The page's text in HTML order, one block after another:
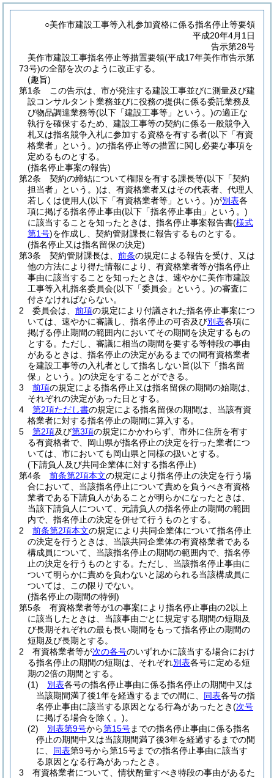
○美作市建設工事等入札参加資格に係る指名停止等要領
平成20年4月1日
告示第28号
美作市建設工事指名停止等措置要領(平成17年美作市告示第
73号)の全部を次のように改正する。
(趣旨)
第1条
この告示は、市が発注する建設工事並びに測量及び建
設コンサルタント業務並びに役務の提供に係る委託業務及
び物品調達業務等(以下「建設工事等」という。)の適正な
執行を確保するため、建設工事等の契約に係る一般競争入
札又は指名競争入札に参加する資格を有する者(以下「有資
格業者」という。)の指名停止等の措置に関し必要な事項を
定めるものとする。
(指名停止事案の報告)
第2条
契約の締結について権限を有する課長等(以下「契約
担当者」という。)は、有資格業者又はその代表者、代理人
若しくは使用人(以下「有資格業者等」という。)が別表各
項に掲げる指名停止事由(以下「指名停止事由」という。)
に該当することを知ったときは、指名停止事案報告書(様式
第1号)を作成し、契約管財課長に報告するものとする。
(指名停止又は指名留保の決定)
第3条
契約管財課長は、 前条の規定による報告を受け、又は
他の方法により得た情報により、有資格業者等が指名停止
事由に該当することを知ったときは、速やかに美作市建設
工事等入札指名委員会(以下「委員会」という。)の審査に
付さなければならない。
2
委員会は、 前項の規定により付議された指名停止事案につ
いては、速やかに審議し、指名停止の可否及び別表各項に
掲げる停止期間の範囲内においてその期間を決定するもの
とする。 ただし、審議に相当の期間を要する等特段の事由
があるときは、指名停止の決定があるまでの間有資格業者
を建設工事等の入札者として指名しない旨(以下「指名留
保」という。)の決定をすることができる。
3
前項の規定による指名停止又は指名留保の期間の始期は、
それぞれの決定があった日とする。
4
第2項ただし書の規定による指名留保の期間は、当該有資
格業者に対する指名停止の期間に算入する。
5
第2項及び第3項の規定にかかわらず、市外に住所を有す
る有資格者で、岡山県が指名停止の決定を行った業者につ
いては、市においても岡山県と同様の扱いとする。
(下請負人及び共同企業体に対する指名停止)
第4条
前条第2項本文の規定により指名停止の決定を行う場
合において、当該指名停止について責めを負うべき有資格
業者である下請負人があることが明らかになったときは、
当該下請負人について、元請負人の指名停止の期間の範囲
内で、指名停止の決定を併せて行うものとする。
2
前条第2項本文の規定により共同企業体について指名停止
の決定を行うときは、当該共同企業体の有資格業者である
構成員について、当該指名停止の期間の範囲内で、指名停
止の決定を行うものとする。 ただし、当該指名停止事由に
ついて明らかに責めを負わないと認められる当該構成員に
ついては、この限りでない。
(指名停止の期間の特例)
第5条
有資格業者等が1の事案により指名停止事由の2以上
に該当したときは、当該事由ごとに規定する期間の短期及
び長期それぞれの最も長い期間をもって指名停止の期間の
短期及び長期とする。
2
有資格業者等が次の各号のいずれかに該当する場合におけ
る指名停止の期間の短期は、それぞれ別表各号に定める短
期の2倍の期間とする。
(1)
別表各号の指名停止事由に係る指名停止の期間中又は
当該期間満了後1年を経過するまでの間に、 同表各号の指
名停止事由に該当する原因となる行為があったとき(次号
に掲げる場合を除く。)。
(2)
別表第9号から第15号までの指名停止事由に係る指名
停止の期間中又は当該期間満了後3年を経過するまでの間
に、 同表第9号から第15号までの指名停止事由に該当す
る原因となる行為があったとき。
3
有資格業者について、情状酌量すべき特段の事由があるた